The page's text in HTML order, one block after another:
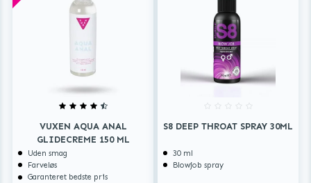
VUXEN AQUA ANAL
GLIDECREME 150 ML
Uden smag
Farveløs
Garanteret bedste pris
S8 DEEP THROAT SPRAY 30ML
30 ml
Blowjob spray